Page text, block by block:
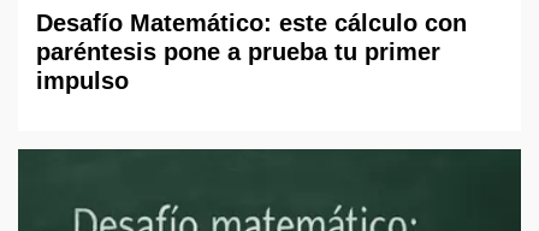
Desafío Matemático: este cálculo con
paréntesis pone a prueba tu primer
impulso